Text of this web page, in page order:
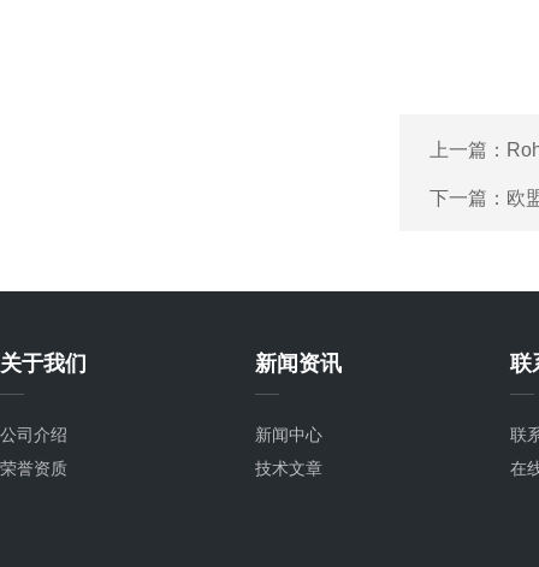
上一篇：
下一篇： 欧
关于我们
公司介绍
荣誉资质
新闻资讯
新闻中心
技术文章
联
联
在